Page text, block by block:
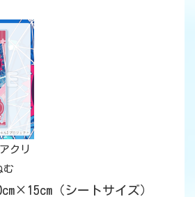
クリ
む
（シートサイズ）